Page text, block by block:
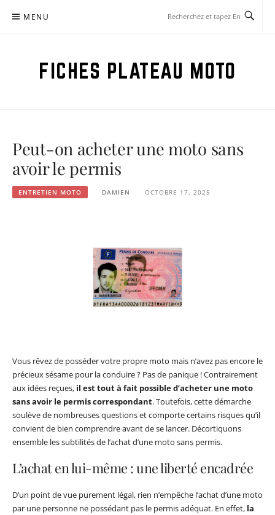
MENU
FICHES PLATEAU MOTO
Peut-on acheter une moto sans
avoir le permis
ENTRETIEN MOTO DAMIEN OCTOBRE 17, 2025
Vous rêvez de posséder votre propre moto mais n’avez pas encore le
précieux sésame pour la conduire ? Pas de panique ! Contrairement
aux idées reçues, il est tout à fait possible d’acheter une moto
sans avoir le permis correspondant. Toutefois, cette démarche
soulève de nombreuses questions et comporte certains risques qu’il
convient de bien comprendre avant de se lancer. Décortiquons
ensemble les subtilités de l’achat d’une moto sans permis.
L’achat en lui-même : une liberté encadrée
D’un point de vue purement légal, rien n’empêche l’achat d’une moto
par une personne ne possédant pas le permis adéquat. En effet, la